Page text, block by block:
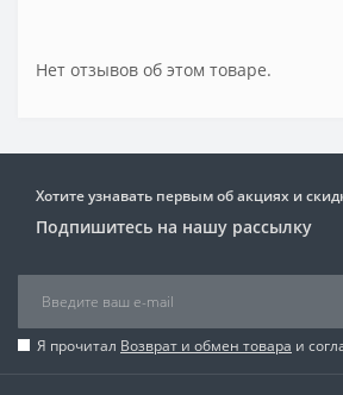
Нет отзывов об этом товаре.
Хотите узнавать первым об акциях и
Подпишитесь на нашу рассылку
Я прочитал Возврат и обмен товара и